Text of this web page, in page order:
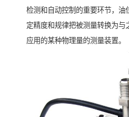
检测和自动控制的重要环节，油
定精度和规律把被测量转换为与
应用的某种物理量的测量装置。